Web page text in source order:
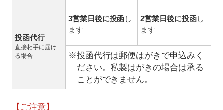
投函代行
直接相手に届け
る場合
3営業日後に投函し
ます
2営業日後に投函し
ます
※投函代行は郵便はがきで申込みく
ださい。私製はがきの場合は承る
ことができません。
【ご注意】